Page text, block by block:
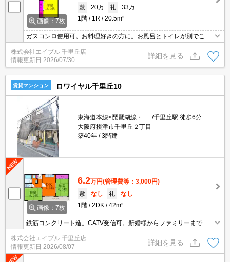
画像：7枚
敷
20万 礼
33万
1階
1R 20.5m²
ガスコンロ使用可。お料理好きの方に。お風呂とトイレが別でこの
株式会社エイブル 千里丘店
情報更新日 2026/07/30
詳細を見る
賃貸マンション ロワイヤル千里丘10
東海道本線<琵琶湖線・･･･/千里丘駅 徒歩6分
大阪府摂津市千里丘２丁目
築40年
3階建
画像：7枚
6.2万円(管理費等：3,000円)
敷
なし 礼
なし
1階
2DK 42m²
鉄筋コンクリート造。CATV受信可。新婚様からファミリーまで。
株式会社エイブル 千里丘店
情報更新日 2026/08/07
詳細を見る